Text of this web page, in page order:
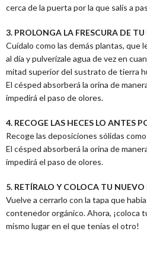
cerca de la puerta por la que salís a
3. PROLONGA LA FRESCURA DE
Cuídalo como las demás plantas, que
al día y pulverízale agua de vez en
mitad superior del sustrato de tierra
El césped absorberá la orina de
impedirá el paso de olores.
4. RECOGE LAS HECES LO ANTES
Recoge las deposiciones sólidas
El césped absorberá la orina de
impedirá el paso de olores.
5. RETÍRALO Y COLOCA TU
Vuelve a cerrarlo con la tapa que
contenedor orgánico. Ahora, ¡coloca
mismo lugar en el que tenías el otro!